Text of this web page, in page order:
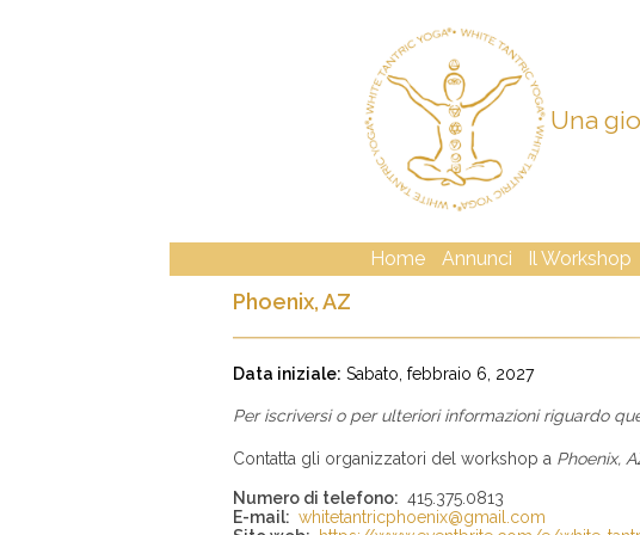
Una
Home Annunci Il Workshop
Phoenix, AZ
Data iniziale: Sabato, febbraio 6, 2027
Per iscriversi o per ulteriori informazioni riguardo
Contatta gli organizzatori del workshop a Phoenix,
Numero di telefono: 415.375.0813
E-mail: whitetantricphoenix@gmail.com